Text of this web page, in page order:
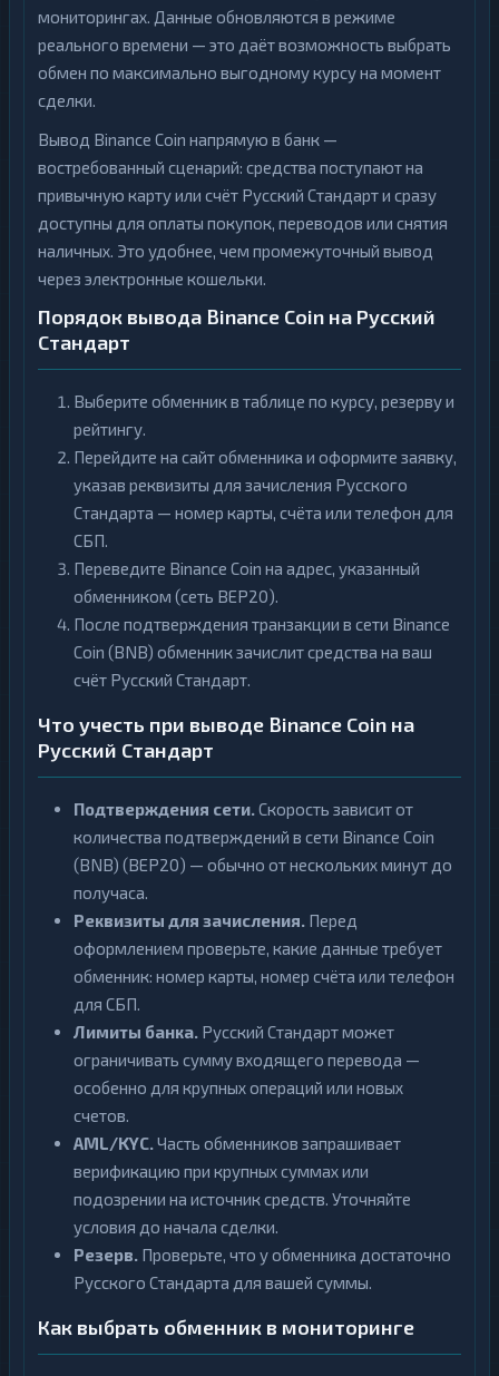
мониторингах. Данные обновляются в режиме
реального времени — это даёт возможность выбрать
обмен по максимально выгодному курсу на момент
сделки.
Вывод Binance Coin напрямую в банк —
востребованный сценарий: средства поступают на
привычную карту или счёт Русский Стандарт и сразу
доступны для оплаты покупок, переводов или снятия
наличных. Это удобнее, чем промежуточный вывод
через электронные кошельки.
Порядок вывода Binance Coin на Русский
Стандарт
Выберите обменник в таблице по курсу, резерву и
рейтингу.
Перейдите на сайт обменника и оформите заявку,
указав реквизиты для зачисления Русского
Стандарта — номер карты, счёта или телефон для
СБП.
Переведите Binance Coin на адрес, указанный
обменником (сеть BEP20).
После подтверждения транзакции в сети Binance
Coin (BNB) обменник зачислит средства на ваш
счёт Русский Стандарт.
Что учесть при выводе Binance Coin на
Русский Стандарт
Подтверждения сети.Скорость зависит от
количества подтверждений в сети Binance Coin
(BNB) (BEP20) — обычно от нескольких минут до
получаса.
Реквизиты для зачисления. Перед
оформлением проверьте, какие данные требует
обменник: номер карты, номер счёта или телефон
для СБП.
Лимиты банка. Русский Стандарт может
ограничивать сумму входящего перевода —
особенно для крупных операций или новых
счетов.
AML/KYC.Часть обменников запрашивает
верификацию при крупных суммах или
подозрении на источник средств. Уточняйте
условия до начала сделки.
Резерв. Проверьте, что у обменника достаточно
Русского Стандарта для вашей суммы.
Как выбрать обменник в мониторинге